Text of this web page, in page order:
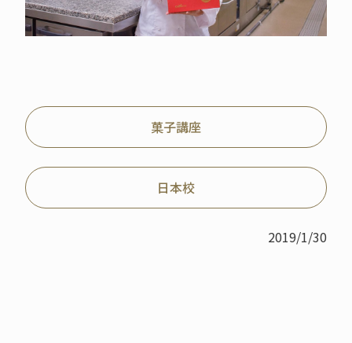
菓子講座
日本校
2019/1/30